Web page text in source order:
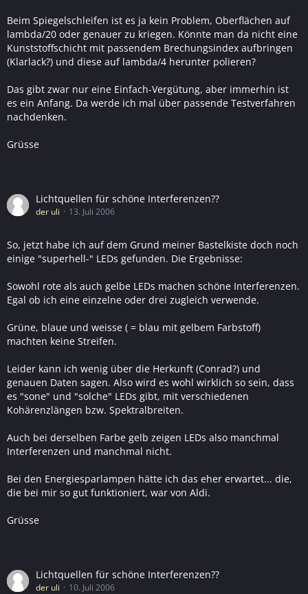
Beim Spiegelschleifen ist es ja kein Problem, Oberflächen auf
lambda/20 oder genauer zu kriegen. Könnte man da nicht eine
Kunststoffschicht mit passendem Brechungsindex aufbringen
(Klarlack?) und diese auf lambda/4 herunter polieren?
Das gibt zwar nur eine Einfach-Vergütung, aber immerhin ist
es ein Anfang. Da werde ich mal über passende Testverfahren
nachdenken.
Grüsse
Lichtquellen für schöne Interferenzen??
der uli 13. Juli 2006
So, jetzt habe ich auf dem Grund meiner Bastelkiste doch noch
einige "superhell-" LEDs gefunden. Die Ergebnisse:
Sowohl rote als auch gelbe LEDs machen schöne Interferenzen.
Egal ob ich eine einzelne oder drei zugleich verwende.
Grüne, blaue und weisse ( = blau mit gelbem Farbstoff)
machten keine Streifen.
Leider kann ich wenig über die Herkunft (Conrad?) und
genauen Daten sagen. Also wird es wohl wirklich so sein, dass
es "sone" und "solche" LEDs gibt, mit verschiedenen
Kohärenzlängen bzw. Spektralbreiten.
Auch bei derselben Farbe gelb zeigen LEDs also manchmal
Interferenzen und manchmal nicht.
Bei den Energiesparlampen hätte ich das eher erwartet... die,
die bei mir so gut funktioniert, war von Aldi.
Grüsse
Lichtquellen für schöne Interferenzen??
der uli 10. Juli 2006